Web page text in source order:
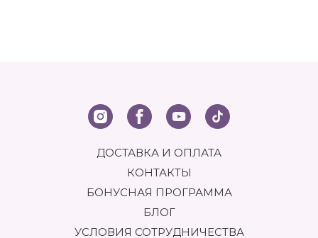
ДОСТАВКА И ОПЛАТА
КОНТАКТЫ
БОНУСНАЯ ПРОГРАММА
БЛОГ
УСЛОВИЯ СОТРУДНИЧЕСТВА